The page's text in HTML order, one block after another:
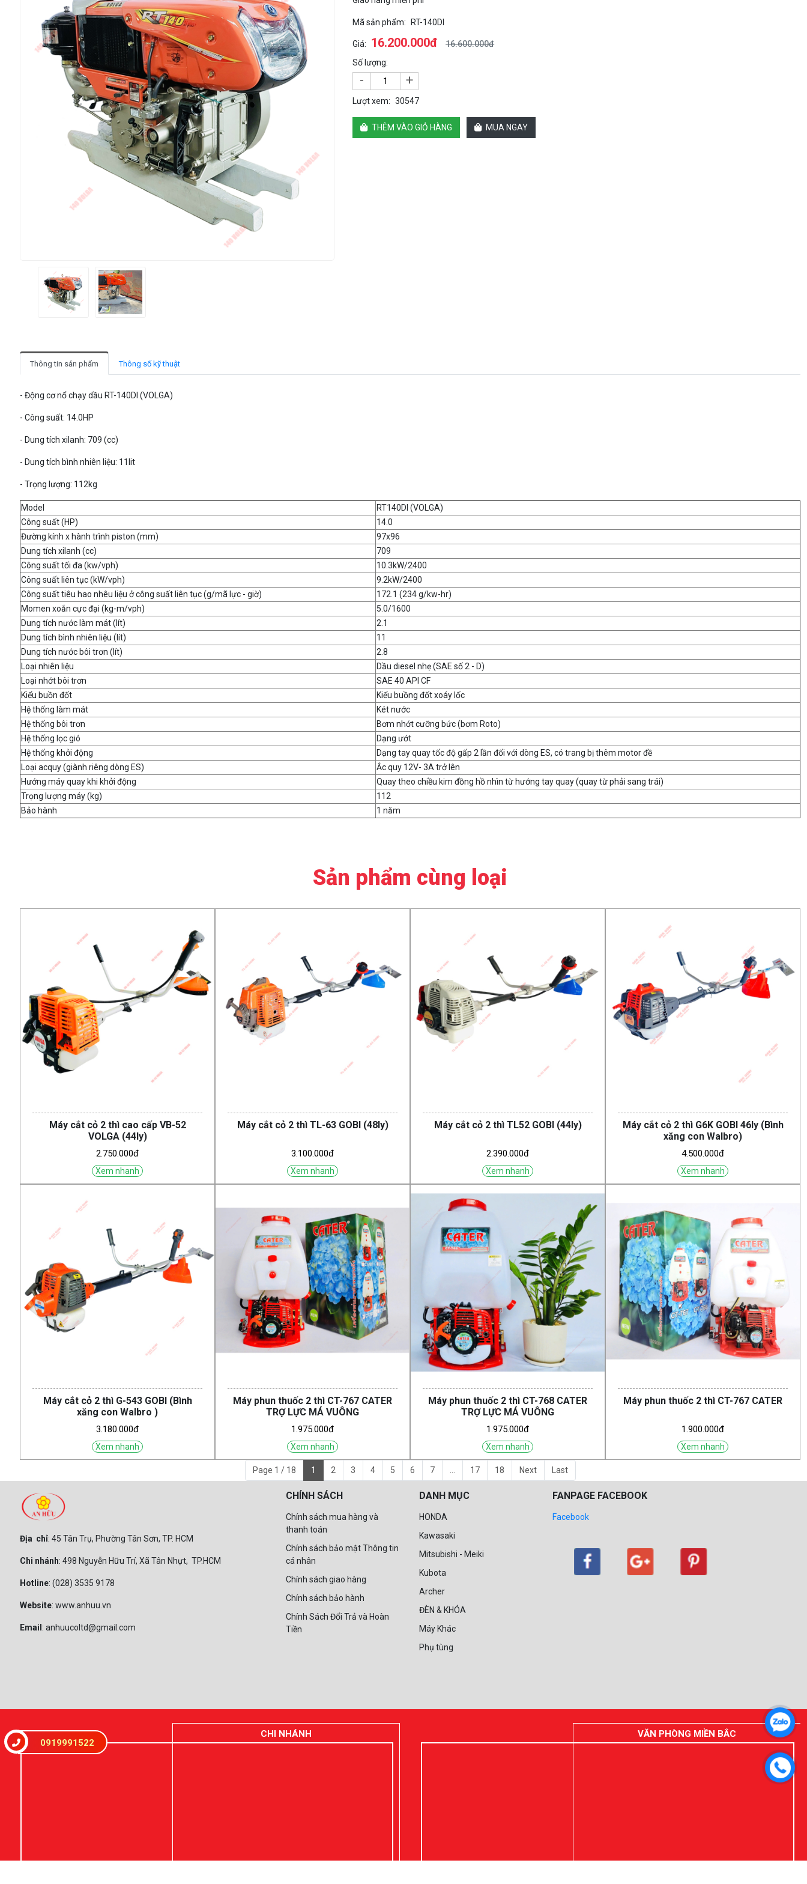
Kubota
Archer
ĐÈN & KHÓA
Máy Khác
Phụ Tùng
Mã sản phẩm: RT-140DI
Giá: 16.200.000đ
16.600.000đ
Số lượng:
- +
Lượt xem: 30547
THÊM VÀO GIỎ HÀNG MUA NGAY
Thông tin sản phẩm Thông số kỹ thuật
- Động cơ nổ chạy dầu RT-140DI (VOLGA)
- Công suất: 14.0HP
- Dung tích xilanh: 709 (cc)
- Dung tích bình nhiên liệu: 11lit
- Trọng lượng: 112kg
Model
RT140DI (VOLGA)
Công suất (HP)
14.0
Đường kính x hành trình piston (mm)
97x96
Dung tích xilanh (cc)
709
Công suất tối đa (kw/vph)
10.3kW/2400
Công suất liên tục (kW/vph)
9.2kW/2400
Công suất tiêu hao nhêu liệu ở công suất liên tục (g/mã lực - giờ)
172.1 (234 g/kw-hr)
Momen xoắn cực đại (kg-m/vph)
5.0/1600
Dung tích nước làm mát (lít)
2.1
Dung tích bình nhiên liệu (lít)
11
Dung tích nước bôi trơn (lít)
2.8
Loại nhiên liệu
Dầu diesel nhẹ (SAE số 2 - D)
Loại nhớt bôi trơn
SAE 40 API CF
Kiểu buồn đốt
Kiểu buồng đốt xoáy lốc
Hệ thống làm mát
Két nước
Hệ thống bôi trơn
Bơm nhớt cưỡng bức (bơm Roto)
Hệ thống lọc gió
Dạng ướt
Hệ thống khởi động
Dạng tay quay tốc độ gấp 2 lần đối với dòng ES, có trang bị thêm motor đề
Loại acquy (giành riêng dòng ES)
Ắc quy 12V- 3A trở lên
Hướng máy quay khi khởi động
Quay theo chiều kim đồng hồ nhìn từ hướng tay quay (quay từ phải sang trái)
Trọng lượng máy (kg)
112
Bảo hành
1 năm
Sản phẩm cùng loại
Máy cắt cỏ 2 thì cao cấp VB-52
VOLGA (44ly)
2.750.000đ
Xem nhanh
Máy cắt cỏ 2 thì TL-63 GOBI (48ly)
3.100.000đ
Xem nhanh
Máy cắt cỏ 2 thì TL52 GOBI (44ly)
2.390.000đ
Xem nhanh
Máy cắt cỏ 2 thì G6K GOBI 46ly (Bình
xăng con Walbro)
4.500.000đ
Xem nhanh
Máy cắt cỏ 2 thì G-543 GOBI (Bình
xăng con Walbro )
3.180.000đ
Xem nhanh
Máy phun thuốc 2 thì CT-767 CATER
TRỢ LỰC MÁ VUÔNG
1.975.000đ
Xem nhanh
Máy phun thuốc 2 thì CT-768 CATER
TRỢ LỰC MÁ VUÔNG
1.975.000đ
Xem nhanh
Máy phun thuốc 2 thì CT-767 CATER
1.900.000đ
Xem nhanh
Page 1 / 18 1 2 3 4 5 6 7 17 18 Next Last
Địa chỉ: 45 Tân Trụ, Phường Tân Sơn, TP. HCM
Chi nhánh: 498 Nguyễn Hữu Trí, Xã Tân Nhựt, TP.HCM
Hotline: (028) 3535 9178
Website: www.anhuu.vn
Email : anhuucoltd@gmail.com
CHÍNH SÁCH
Chính sách mua hàng và
thanh toán
Chính sách bảo mật Thông tin
cá nhân
Chính sách giao hàng
Chính sách bảo hành
Chính Sách Đổi Trả và Hoàn
Tiền
DANH MỤC
HONDA
Kawasaki
Mitsubishi - Meiki
Kubota
Archer
ĐÈN & KHÓA
Máy Khác
Phụ tùng
FANPAGE FACEBOOK
Facebook
CHI NHÁNH
VĂN PHÒNG MIỀN BẮC
0919991522